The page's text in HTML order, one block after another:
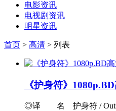
电影资讯
电视剧资讯
明星资讯
首页 > 高清 > 列表
《护身符》
◎译 名 护身符 /